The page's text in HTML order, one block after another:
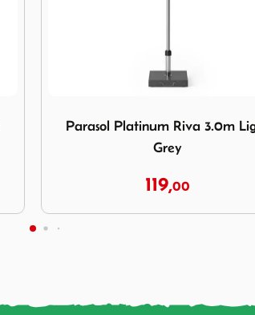
Parasol Platinum Riva 4.0 m
Anthracite
169,00